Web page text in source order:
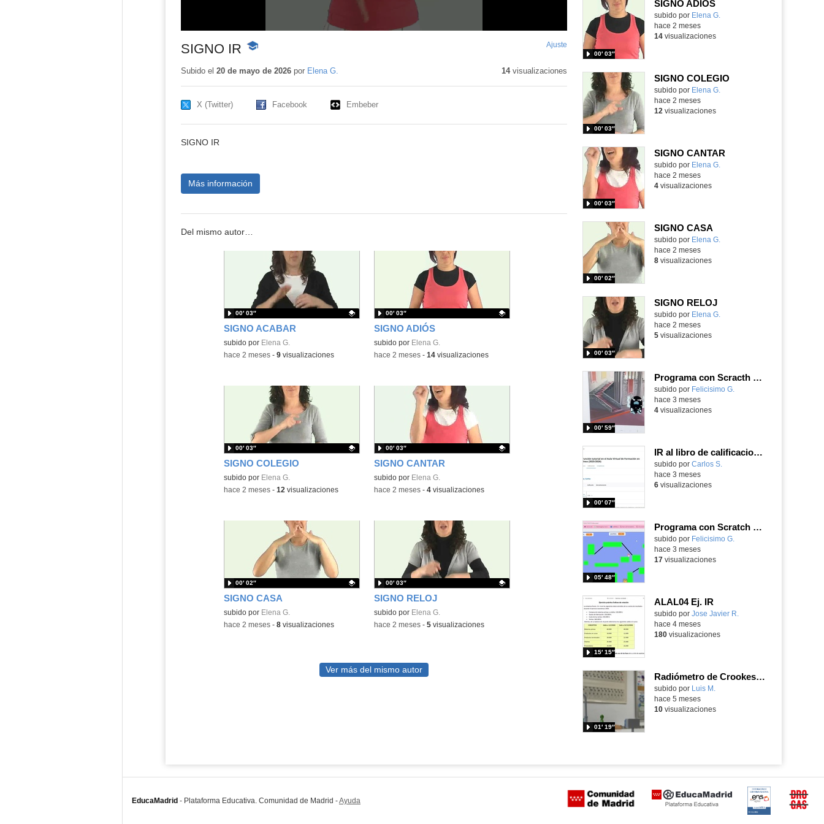
SIGNO IR
-
educativo
Ajuste
pantalla
Subido el 20 de mayo de 2026por Elena G. 14visualizaciones
X (Twitter) Facebook Embeber
SIGNO IR
Más información
Del mismo autor…
SIGNO ACABAR
Contenido educativo.
subido por Elena G.
00′ 03″
-hace 2 meses- 9visualizaciones
SIGNO ADIÓS
Contenido educativo.
subido por Elena G.
00′ 03″
-hace 2 meses- 14visualizaciones
SIGNO COLEGIO
Contenido educativo.
subido por Elena G.
00′ 03″
-hace 2 meses- 12 visualizaciones
SIGNO CANTAR
Contenido educativo.
subido por Elena G.
00′ 03″
-hace 2 meses- 4visualizaciones
SIGNO CASA
Contenido educativo.
subido por Elena G.
00′ 02″
-hace 2 meses- 8visualizaciones
SIGNO RELOJ
Contenido educativo.
subido por Elena G.
00′ 03″
-hace 2 meses- 5visualizaciones
Ver más del mismo autor
SIGNO ADIÓS
Contenido educativo.
subido por Elena G.
00′ 03″
hace 2 meses
14visualizaciones
SIGNO COLEGIO
Contenido educativo.
subido por Elena G.
00′ 03″
hace 2 meses
12 visualizaciones
SIGNO CANTAR
Contenido educativo.
subido por Elena G.
00′ 03″
hace 2 meses
4visualizaciones
SIGNO CASA
Contenido educativo.
subido por Elena G.
00′ 02″
hace 2 meses
8visualizaciones
SIGNO RELOJ
Contenido educativo.
subido por Elena G.
00′ 03″
hace 2 meses
5visualizaciones
Programa con Scracth usando la posición en x, un hechizo contra los dementores.
Contenido educativo.
subido por Felicisimo G.
00′ 59″
hace 3 meses
4visualizaciones
IR al libro de calificaciones
subido por Carlos S.
00′ 07″
hace 3 meses
6visualizaciones
Programa con Scratch un juego de niveles.
Contenido educativo.
subido por Felicisimo G.
05′ 48″
hace 3 meses
17visualizaciones
ALAL04 Ej. IR
Contenido educativo.
subido por Jose Javier R.
15′ 15″
hace 4 meses
180visualizaciones
Radiómetro de Crookes bajo el efecto de luz UV, VIS e IR
Contenido educativo.
subido por Luis M.
01′ 19″
hace 5 meses
10visualizaciones
EducaMadrid - Plataforma Educativa. Comunidad de Madrid -Ayuda Certificación Buzón